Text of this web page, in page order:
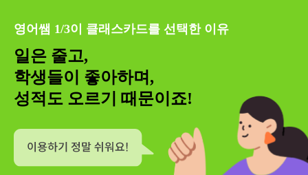
영어쌤 1/3이 클래스카드를 선택한 이유
일은 줄고,
학생들이 좋아하며,
성적도 오르기 때문이죠!